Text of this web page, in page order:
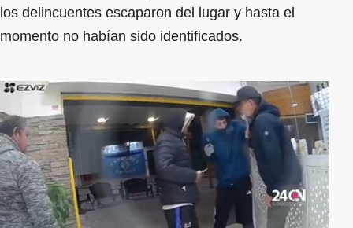
los delincuentes escaparon del lugar y hasta el
momento no habían sido identificados.